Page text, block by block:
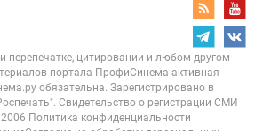
перепечатке, цитировании и любом другом
портала ПрофиСинема активная
обязательна. Зарегистрировано в
Свидетельство о регистрации СМИ
Политика конфиденциальности